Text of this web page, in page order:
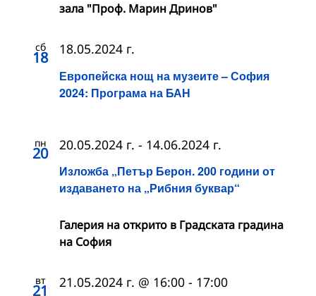
зала "Проф. Марин Дринов"
сб
18
Европейска нощ на музеите – София
2024: Програма на БАН
18.05.2024 г.
пн
20
Изложба „Петър Берон. 200 години от
издаването на „Рибния буквар“
20.05.2024 г. - 14.06.2024 г.
Галерия на открито в Градската градина
на София
вт
21 21.05.2024 г. @ 16:00 - 17:00